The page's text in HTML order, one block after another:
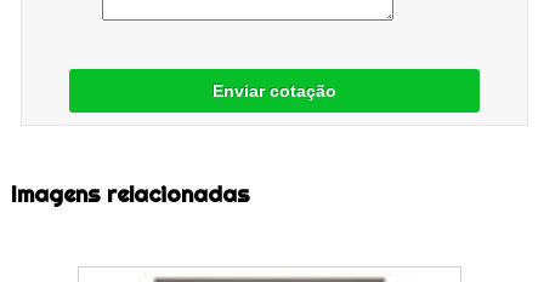
Enviar cotação
Imagens relacionadas